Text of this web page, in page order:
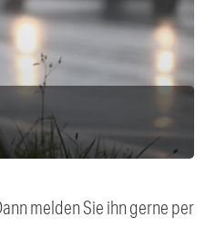
melden Sie ihn gerne per